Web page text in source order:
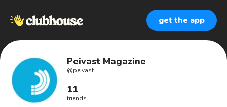
get the app
Peivast Magazine
@peivast
11
friends